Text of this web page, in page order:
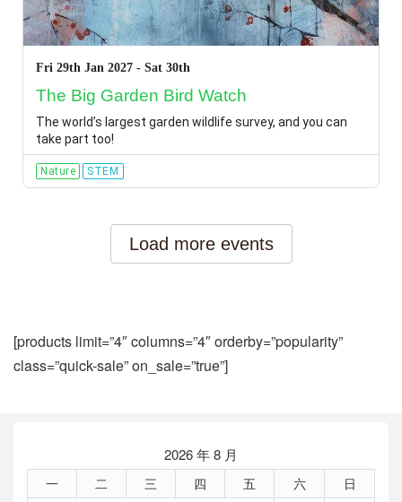
[products limit=”4″ columns=”4″ orderby=”popularity”
class=”quick-sale” on_sale=”true”]
2026 年 8 月
一 二 三 四 五 六
日